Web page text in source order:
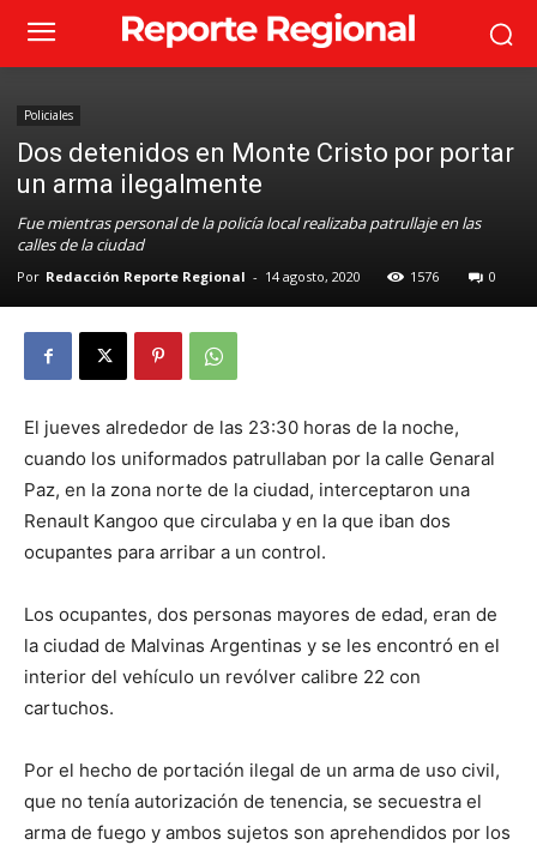
Policiales
Dos detenidos en Monte Cristo por portar
un arma ilegalmente
Fue mientras personal de la policía local realizaba patrullaje en las
calles de la ciudad
Por Redacción Reporte Regional - 14 agosto, 2020 1576 0
El jueves alrededor de las 23:30 horas de la noche,
cuando los uniformados patrullaban por la calle Genaral
Paz, en la zona norte de la ciudad, interceptaron una
Renault Kangoo que circulaba y en la que iban dos
ocupantes para arribar a un control.
Los ocupantes, dos personas mayores de edad, eran de
la ciudad de Malvinas Argentinas y se les encontró en el
interior del vehículo un revólver calibre 22 con
cartuchos.
Por el hecho de portación ilegal de un arma de uso civil,
que no tenía autorización de tenencia, se secuestra el
arma de fuego y ambos sujetos son aprehendidos por los